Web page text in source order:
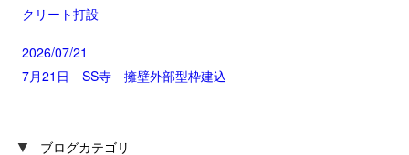
クリート打設
2026/07/21
7月21日 SS寺 擁壁外部型枠建込
▼ ブログカテゴリ